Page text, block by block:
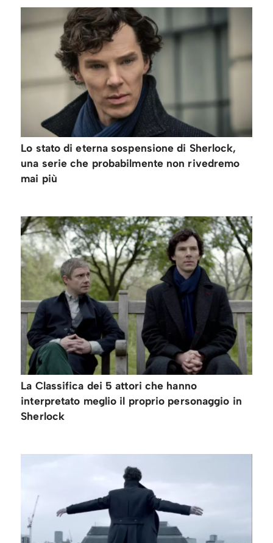
Lo stato di eterna sospensione di Sherlock,
una serie che probabilmente non rivedremo
mai più
La Classifica dei 5 attori che hanno
interpretato meglio il proprio personaggio in
Sherlock